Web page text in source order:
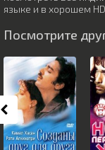
языке и в хорошем
Посмотрите